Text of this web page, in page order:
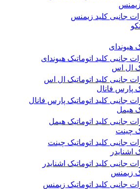
زیمنس
جانبی کلید زیمنس
هیوندای
جانبی کلید اتوماتیک هیوندای
ال اس
جانبی کلید اتوماتیک ال اس
پارس فانال
جانبی کلید اتوماتیک پارس فانال
هیمل
جانبی کلید اتوماتیک هیمل
چینت
جانبی کلید اتوماتیک چینت
اشنایدر
جانبی کلید اتوماتیک اشنایدر
زیمنس
جانبی کلید اتوماتیک زیمنس